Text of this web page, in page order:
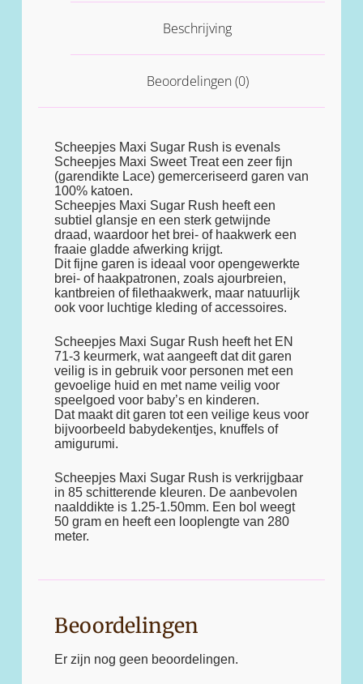
Beschrijving
Beoordelingen (0)
Scheepjes Maxi Sugar Rush is evenals
Scheepjes Maxi Sweet Treat een zeer fijn
(garendikte Lace) gemerceriseerd garen van
100% katoen.
Scheepjes Maxi Sugar Rush heeft een
subtiel glansje en een sterk getwijnde
draad, waardoor het brei- of haakwerk een
fraaie gladde afwerking krijgt.
Dit fijne garen is ideaal voor opengewerkte
brei- of haakpatronen, zoals ajourbreien,
kantbreien of filethaakwerk, maar natuurlijk
ook voor luchtige kleding of accessoires.
Scheepjes Maxi Sugar Rush heeft het EN
71-3 keurmerk, wat aangeeft dat dit garen
veilig is in gebruik voor personen met een
gevoelige huid en met name veilig voor
speelgoed voor baby’s en kinderen.
Dat maakt dit garen tot een veilige keus voor
bijvoorbeeld babydekentjes, knuffels of
amigurumi.
Scheepjes Maxi Sugar Rush is verkrijgbaar
in 85 schitterende kleuren. De aanbevolen
naalddikte is 1.25-1.50mm. Een bol weegt
50 gram en heeft een looplengte van 280
meter.
Beoordelingen
Er zijn nog geen beoordelingen.